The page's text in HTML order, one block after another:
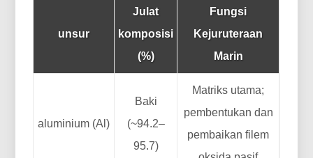
unsur
Julat
komposisi
(%)
Fungsi
Kejuruteraan
Marin
aluminium (Al)
Baki
(~94.2–
95.7)
Matriks utama;
pembentukan dan
pembaikan filem